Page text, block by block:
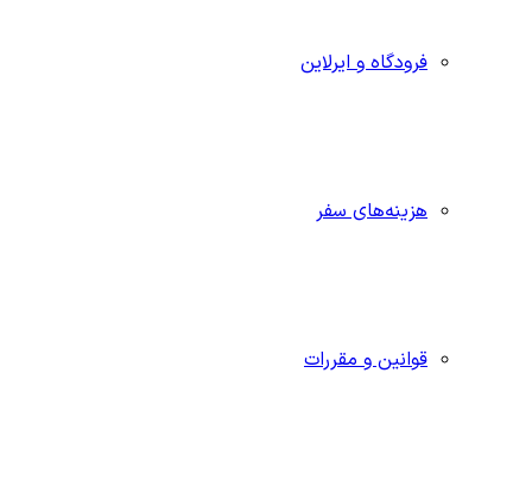
فرودگاه و ایرلاین
هزینه‌های سفر
قوانین و مقررات